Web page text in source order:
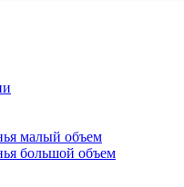
малый объем
большой объем